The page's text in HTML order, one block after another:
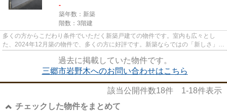
-
築年数：新築
階数：3階建
多くの方からこだわり条件でいただく新築戸建ての物件です。室内も広々とし
た、2024年12月築の物件で、多くの方に好評です。新築ならではの「新しさ」が
過去に掲載していた物件です。
三郷市岩野木へのお問い合わせはこちら
該当公開件数18件 1-18件表示
チェックした物件をまとめて